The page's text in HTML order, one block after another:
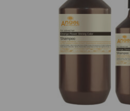
Näopuhastus- ja
meigieemaldussvamm
3.56 €
Värvitud Juustele
18.5 €